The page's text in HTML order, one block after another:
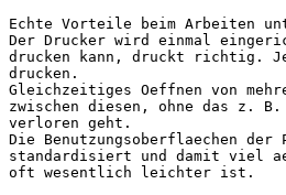
Echte Vorteile beim Arbeiten
Der Drucker wird einmal
drucken kann, druckt richtig.
drucken.
Gleichzeitiges Oeffnen von
zwischen diesen, ohne das z. B.
verloren geht.
Die Benutzungsoberflaechen der
standardisiert und damit viel
oft wesentlich leichter ist.